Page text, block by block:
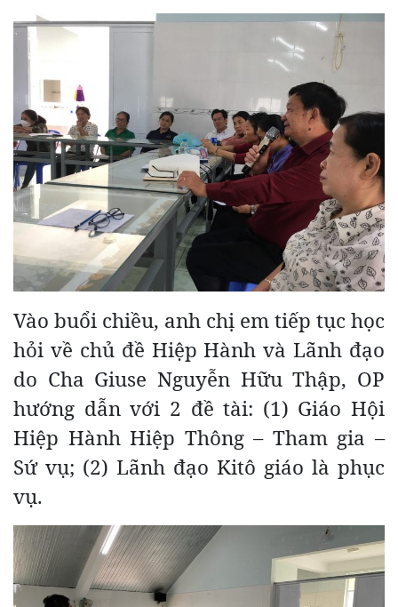
Vào buổi chiều, anh chị em tiếp tục học
hỏi về chủ đề Hiệp Hành và Lãnh đạo
do Cha Giuse Nguyễn Hữu Thập, OP
hướng dẫn với 2 đề tài: (1) Giáo Hội
Hiệp Hành Hiệp Thông – Tham gia –
Sứ vụ; (2) Lãnh đạo Kitô giáo là phục
vụ.